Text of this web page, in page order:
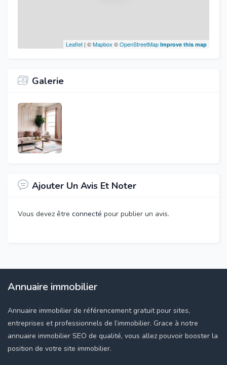
Leaflet | ©Mapbox ©OpenStreetMap Improve this map
Galerie
Ajouter Un Avis Et Noter
Vous devez être connecté pour publier un avis.
Annuaire immobilier
Annuaire immobilier de référencement gratuit pour sites,
entreprises et professionnels de l’immobilier. Grace à notre
annuaire immobilier SEO de qualité, vous allez pouvoir booster la
position de votre site immobilier.